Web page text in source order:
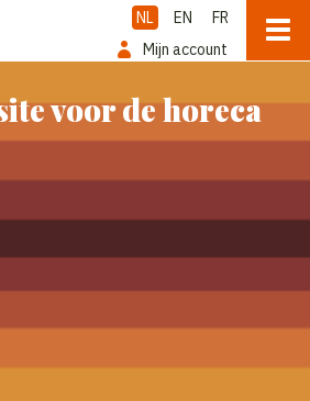
NL EN
FR
Mijn account
voor de horeca